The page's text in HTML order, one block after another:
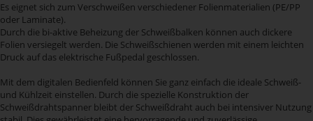
Es eignet sich zum Verschweißen verschiedener Folienmaterialien (PE/PP
oder Laminate).
Durch die bi-aktive Beheizung der Schweißbalken können auch dickere
Folien versiegelt werden. Die Schweißschienen werden mit einem leichten
Druck auf das elektrische Fußpedal geschlossen.
Mit dem digitalen Bedienfeld können Sie ganz einfach die ideale Schweiß-
und Kühlzeit einstellen. Durch die spezielle Konstruktion der
Schweißdrahtspanner bleibt der Schweißdraht auch bei intensiver Nutzung